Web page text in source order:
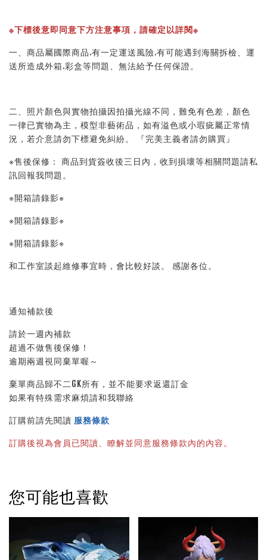
※下標後意即同意下方注意事項，請確定以詳閱※
一、商品屬國際商品.有一定運送風險.有可能遇到海關拆檢、運
送所造成外箱.彩盒等問題、無法給予任何保證。
二、照片顏色與實物拍攝因拍攝光線不同，難免有色差，顏色
一律已實物為主，模型非藝術品，如有溢色或小瑕疵屬正常情
況，若介意請勿下標避免糾紛。 『完美主義者請勿購買』
※售後保修： 商品到貨簽收後三日內，收到損壞等相關問題請私
訊回報我問題。
※開箱請錄影※
※開箱請錄影※
※開箱請錄影※
和工作室談起維修事宜時，會比較好談。 感謝各位。
通知補款後
請於一週內補款
超過不做售後保修！
逾期兩週視同棄單喔～
棄單商品歸不二GK所有，並不能要求返還訂金
如果有特殊需求麻煩請和我聯絡
訂購前請先閱讀 服務條款
訂購後視為會員已閱讀、瞭解並同意服務條款內的內容。
您可能也喜歡